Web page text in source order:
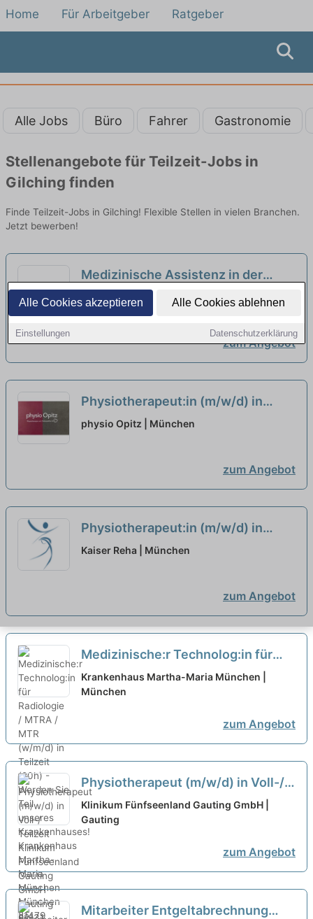
Alle Cookies akzeptieren Alle Cookies ablehnen
Einstellungen Datenschutzerklärung
Home Für Arbeitgeber Ratgeber
Alle Jobs Büro Fahrer Gastronomie
Stellenangebote für Teilzeit-Jobs in
Gilching finden
Finde Teilzeit-Jobs in Gilching! Flexible Stellen in vielen Branchen.
Jetzt bewerben!
Medizinische Assistenz in der
Arbeitsmedizin (m/w/d) in
unbefristeter Voll- oder
neu
BEST Medical Solutions GmbH | München
zum Angebot
Physiotherapeut:in (m/w/d) in
Teilzeit (20-25 Stunden/Woche) –
physio Opitz | München
zum Angebot
Physiotherapeut:in (m/w/d) in
Teilzeit (20-30 Wochenstunden) –
Kaiser Reha | München
zum Angebot
Medizinische:r Technolog:in für
Radiologie / MTRA / MTR (w/m/d)
in Teilzeit (20h) - Werden Sie Teil
Krankenhaus Martha-Maria München |
München
zum Angebot
Physiotherapeut (m/w/d) in Voll-/
Teilzeit neu
Klinikum Fünfseenland Gauting GmbH |
Gauting
zum Angebot
Mitarbeiter Entgeltabrechnung